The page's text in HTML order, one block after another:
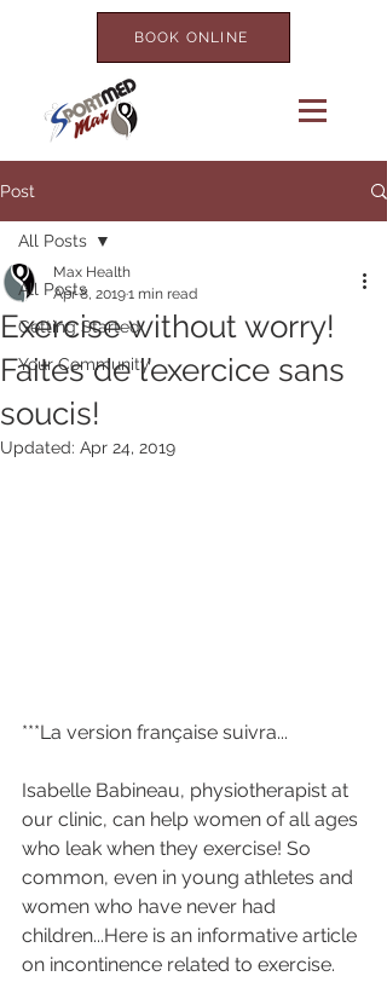
BOOK ONLINE
Post
All Posts
Getting Started
Your Community
All Posts
Exercise without worry!
Faites de l’exercice sans
soucis!
Max Health
Apr 8, 20191 min read
Updated: Apr 24, 2019
***La version française suivra...
Isabelle Babineau, physiotherapist at
our clinic, can help women of all ages
who leak when they exercise! So
common, even in young athletes and
women who have never had
children...Here is an informative article
on incontinence related to exercise.